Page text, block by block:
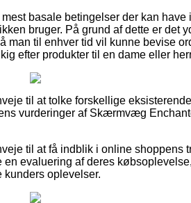
basale betingelser der kan have
bruger. På grund af dette er det
man til enhver tid vil kunne bevise
efter produkter til en dame eller
til at tolke forskellige
vurderinger af Skærmvæg
til at få indblik i online shoppens
evaluering af deres
kunders oplevelser.